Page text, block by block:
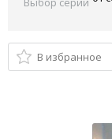
В избранное